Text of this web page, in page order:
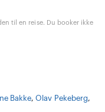
til en reise. Du booker ikke
Bakke,Olav Pekeberg,